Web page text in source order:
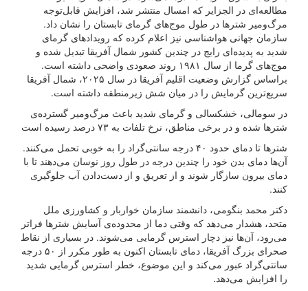
مطالعه‌ای در الجزایر که امسال منتشر شد، افزایش قابل‌توجه
مرگ‌ومیر شترها در طول موج‌های گرمای تابستان را نشان داد.
سازمان جهانی هواشناسی نیز اعلام کرده که رویدادهای گرمای
شدید به پدیده‌ای رایج در چندین کشور شمال آفریقا تبدیل شده و
موج‌های گرما از سال ۱۹۸۱ روند صعودی واضحی داشته است.
براساس گزارش وضعیت اقلیم آفریقا در سال ۲۰۲۵، شمال آفریقا
سریع‌ترین گرمایش را در میان شش زیرمنطقه داشته است.
در سومالی، خشکسالی و گرمای شدید باعث مرگ‌ومیر گسترده‌ی
شترها شده و در برخی مناطق، نرخ تلفات به ۷۳ درصد رسیده است
شترها تا دمای حدود ۴۰ درجه سانتی‌گراد را به خوبی تحمل می‌کنند.
آن‌ها دمای بدن خود را چندین درجه در طول روز نوسان می‌دهند تا با
دمای بیرون سازگار شوند و از تعریق و از دست‌دادن آب جلوگیری
کنند.
دکتر محمد بنگومی، دانشمند سازمان خواربار و کشاورزی ملل
متحد، هشدار می‌دهد که وقتی دما از محدوده‌ی آسایش شترها فراتر
می‌رود، آن‌ها نیز دچار استرس گرمایی می‌شوند. در بسیاری از نقاط
صحرای بزرگ آفریقا، دمای تابستان اکنون به طور مکرر از ۵۰ درجه
سانتی‌گراد عبور می‌کند و این موضوع، خطر استرس گرمایی شدید
را افزایش می‌دهد.